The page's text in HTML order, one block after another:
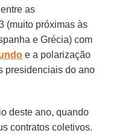
as
(muito próximas às
e Grécia) com
e a polarização
presidenciais do ano
deste ano, quando
contratos coletivos.